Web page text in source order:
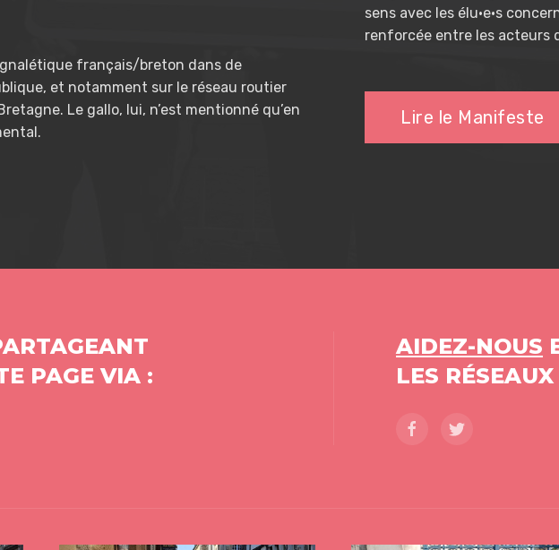
français/breton dans de
et notamment sur le réseau routier
Le gallo, lui, n’est mentionné qu’en
sens avec les élu·e·s
renforcée entre les acteurs
Lire le Manifeste
PAGE VIA :
AIDEZ-NOUS
LES